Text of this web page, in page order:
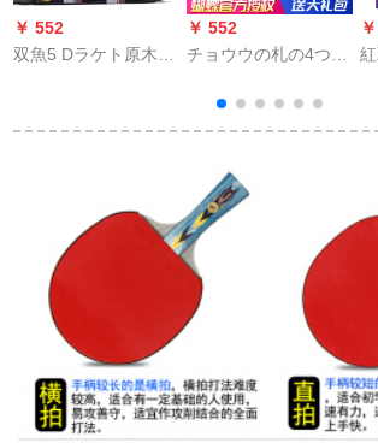
￥ 552
双魚5 Dラケト原木底
￥ 552
チョウウの札の4つの
401/402/403卓球ラケ
ットの4つの星の卓球
ゴムTBC 403-（横に
なった）の长い柄を
た。